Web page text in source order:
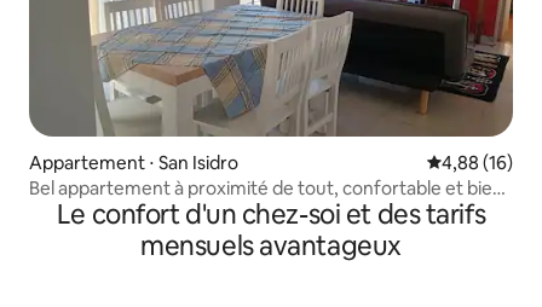
Appartement ⋅ San Isidro Évaluation
4,88 (16)
Bel appartement à proximité de tout, confortable et bien
équipé
Le confort d'un chez-soi et des tarifs
mensuels avantageux